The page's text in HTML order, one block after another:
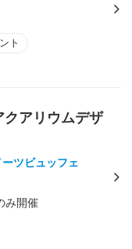
ト
アリウムデザ
ツビュッフェ
み開催